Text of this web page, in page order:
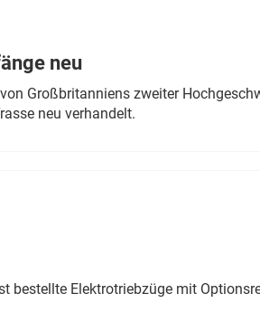
neu
Großbritanniens zweiter
neu verhandelt.
bestellte Elektrotriebzüge mit